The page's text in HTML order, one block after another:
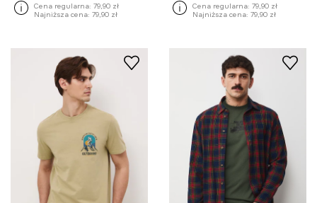
Cena regularna: 79,90 zł
Najniższa cena: 79,90 zł
Cena regularna: 79,90 zł
Najniższa cena: 79,90 zł